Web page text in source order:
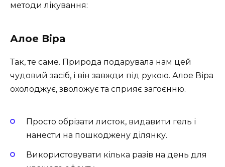
методи лікування:
Алое Віра
Так, те саме. Природа подарувала нам цей
чудовий засіб, і він завжди під рукою. Алое Віра
охолоджує, зволожує та сприяє загоєнню.
Просто обрізати листок, видавити гель і
нанести на пошкоджену ділянку.
Використовувати кілька разів на день для